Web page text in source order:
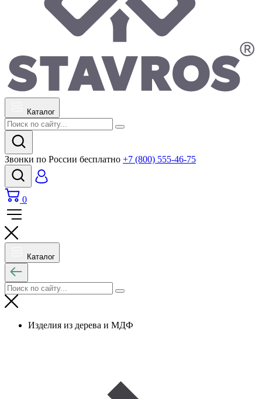
Каталог
Звонки по России бесплатно +7 (800) 555-46-75
0
Каталог
Изделия из дерева и МДФ